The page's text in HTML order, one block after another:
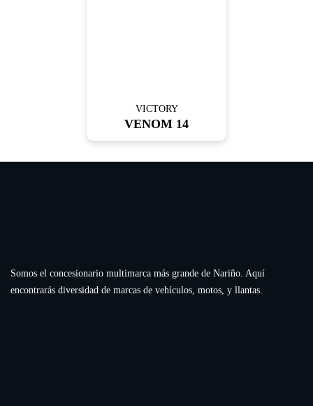
VICTORY
VENOM 14
Somos el concesionario multimarca más grande de Nariño. Aquí
encontrarás diversidad de marcas de vehículos, motos, y llantas.